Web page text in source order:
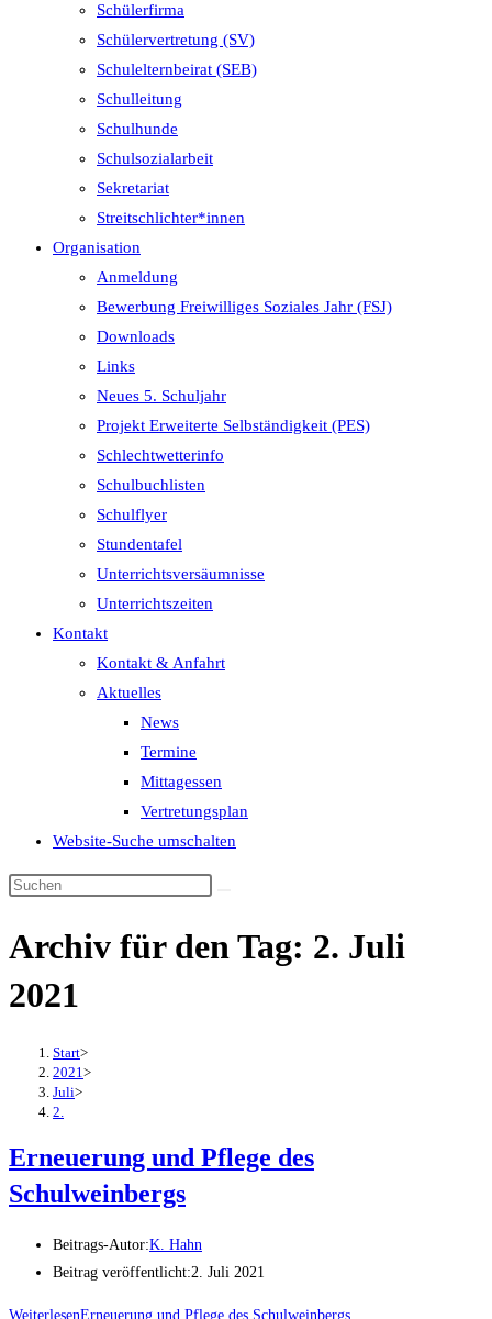
Schülerfirma
Schülervertretung (SV)
Schulelternbeirat (SEB)
Schulleitung
Schulhunde
Schulsozialarbeit
Sekretariat
Streitschlichter*innen
Organisation
Anmeldung
Bewerbung Freiwilliges Soziales Jahr (FSJ)
Downloads
Links
Neues 5. Schuljahr
Projekt Erweiterte Selbständigkeit (PES)
Schlechtwetterinfo
Schulbuchlisten
Schulflyer
Stundentafel
Unterrichtsversäumnisse
Unterrichtszeiten
Kontakt
Kontakt & Anfahrt
Aktuelles
News
Termine
Mittagessen
Vertretungsplan
Website-Suche umschalten
Archiv für den Tag: 2. Juli
2021
Start>
2021 >
Juli>
2.
Erneuerung und Pflege des
Schulweinbergs
Beitrags-Autor:K. Hahn
Beitrag veröffentlicht:2. Juli 2021
WeiterlesenErneuerung und Pflege des Schulweinbergs